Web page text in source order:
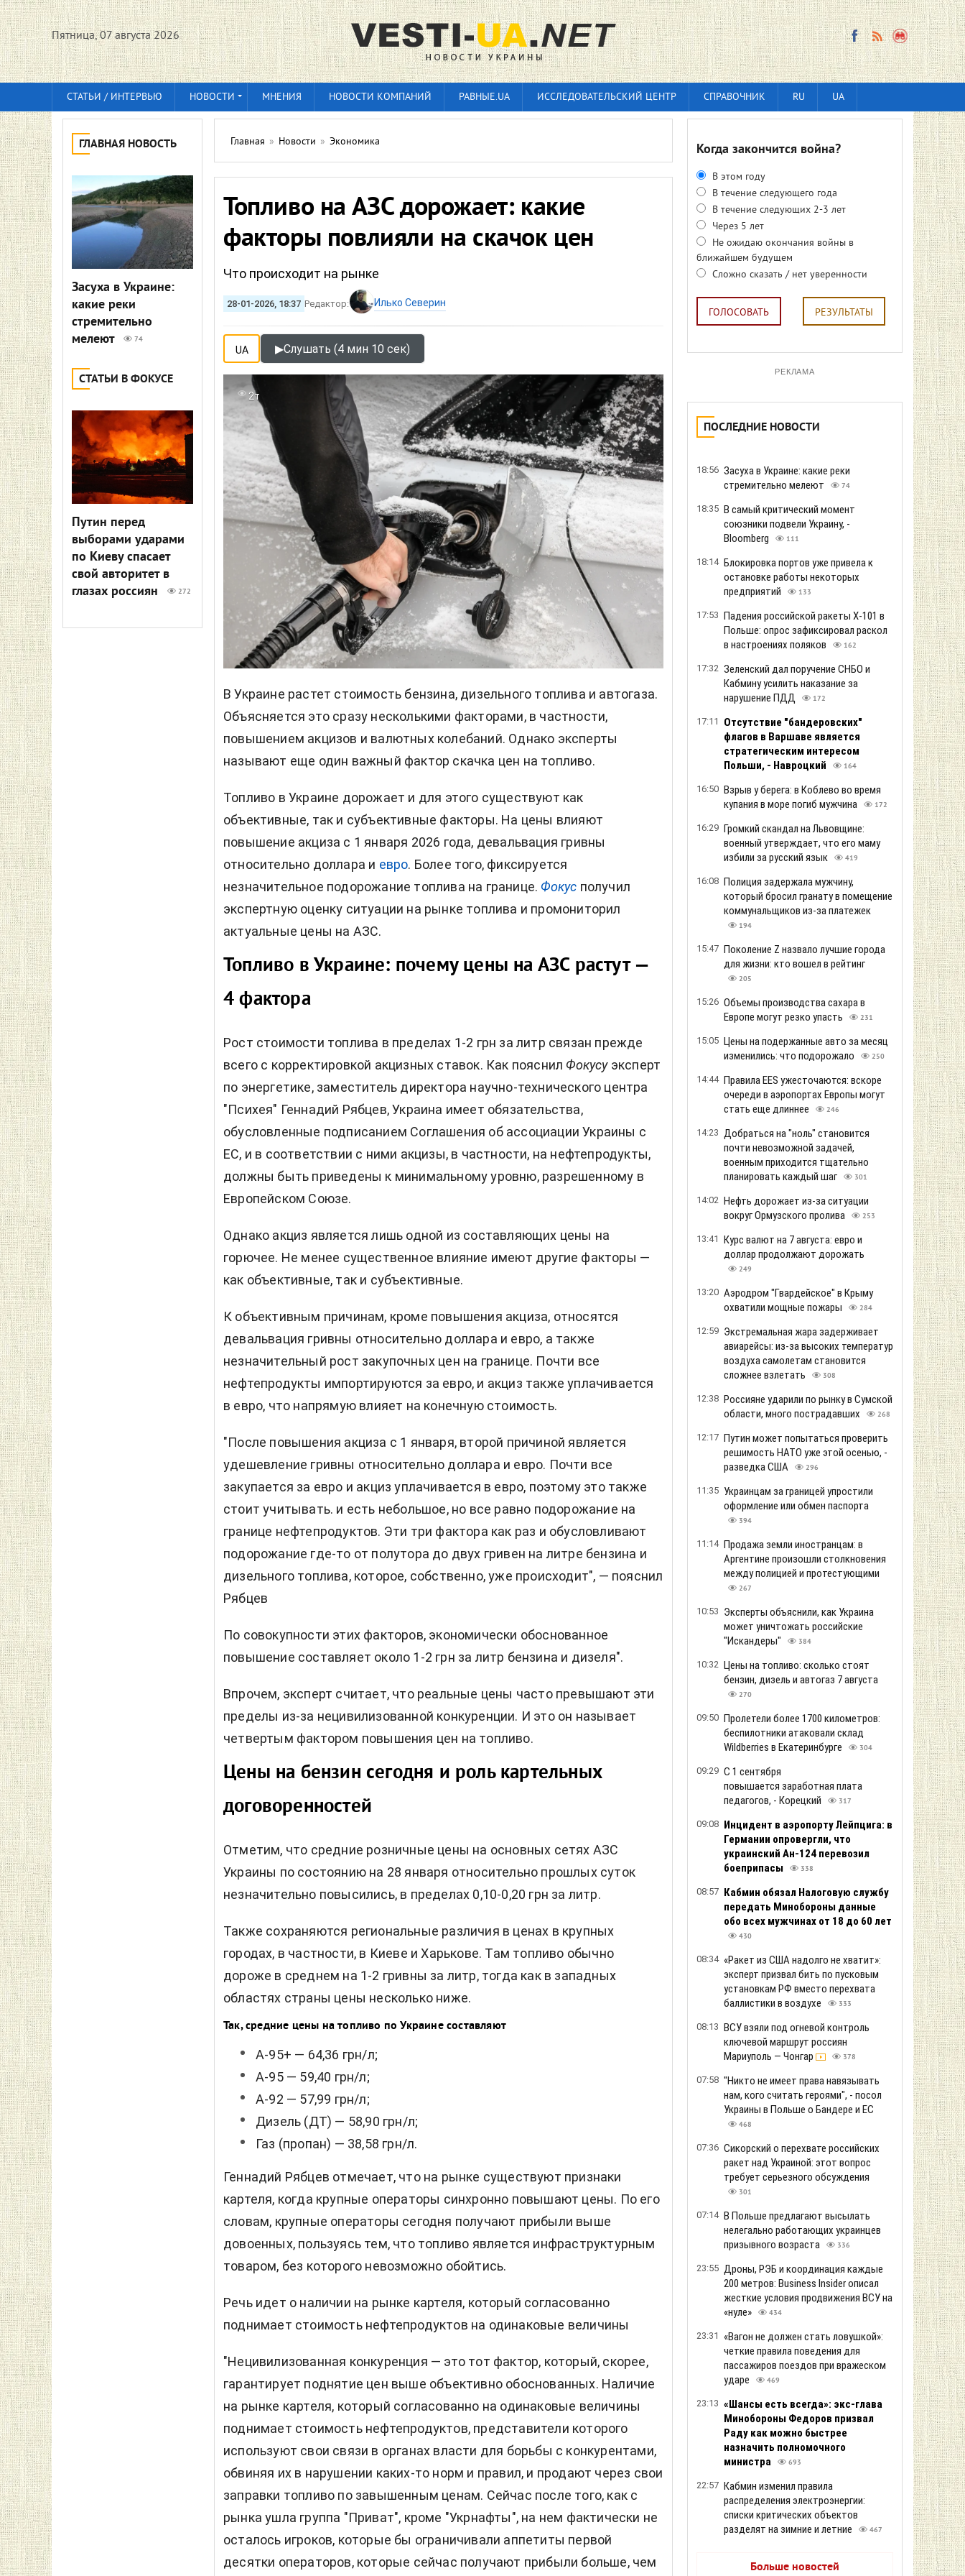
Пятница, 07 августа 2026
СТАТЬИ / ИНТЕРВЬЮ НОВОСТИ МНЕНИЯ НОВОСТИ КОМПАНИЙ РАВНЫЕ.UA ИССЛЕДОВАТЕЛЬСКИЙ ЦЕНТР СПРАВОЧНИК RU UA
ГЛАВНАЯ НОВОСТЬ
Засуха в Украине:
какие реки
стремительно
мелеют
74
СТАТЬИ В ФОКУСЕ
Путин перед
выборами ударами
по Киеву спасает
свой авторитет в
глазах россиян
272
Главная » Новости » Экономика
Топливо на АЗС дорожает: какие
факторы повлияли на скачок цен
Что происходит на рынке
28-01-2026, 18:37 Редактор: Илько Северин
UA ▶Слушать (4 мин 10 сек)
2т
В Украине растет стоимость бензина, дизельного топлива и автогаза.
Объясняется это сразу несколькими факторами, в частности,
повышением акцизов и валютных колебаний. Однако эксперты
называют еще один важный фактор скачка цен на топливо.
Топливо в Украине дорожает и для этого существуют как
объективные, так и субъективные факторы. На цены влияют
повышение акциза с 1 января 2026 года, девальвация гривны
относительно доллара и евро. Более того, фиксируется
незначительное подорожание топлива на границе. Фокус получил
экспертную оценку ситуации на рынке топлива и промониторил
актуальные цены на АЗС.
Топливо в Украине: почему цены на АЗС растут —
4 фактора
Рост стоимости топлива в пределах 1-2 грн за литр связан прежде
всего с корректировкой акцизных ставок. Как пояснил Фокусу эксперт
по энергетике, заместитель директора научно-технического центра
"Психея" Геннадий Рябцев, Украина имеет обязательства,
обусловленные подписанием Соглашения об ассоциации Украины с
ЕС, и в соответствии с ними акцизы, в частности, на нефтепродукты,
должны быть приведены к минимальному уровню, разрешенному в
Европейском Союзе.
Однако акциз является лишь одной из составляющих цены на
горючее. Не менее существенное влияние имеют другие факторы —
как объективные, так и субъективные.
К объективным причинам, кроме повышения акциза, относятся
девальвация гривны относительно доллара и евро, а также
незначительный рост закупочных цен на границе. Почти все
нефтепродукты импортируются за евро, и акциз также уплачивается
в евро, что напрямую влияет на конечную стоимость.
"После повышения акциза с 1 января, второй причиной является
удешевление гривны относительно доллара и евро. Почти все
закупается за евро и акциз уплачивается в евро, поэтому это также
стоит учитывать. и есть небольшое, но все равно подорожание на
границе нефтепродуктов. Эти три фактора как раз и обусловливают
подорожание где-то от полутора до двух гривен на литре бензина и
дизельного топлива, которое, собственно, уже происходит", — пояснил
Рябцев
По совокупности этих факторов, экономически обоснованное
повышение составляет около 1-2 грн за литр бензина и дизеля".
Впрочем, эксперт считает, что реальные цены часто превышают эти
пределы из-за нецивилизованной конкуренции. И это он называет
четвертым фактором повышения цен на топливо.
Цены на бензин сегодня и роль картельных
договоренностей
Отметим, что средние розничные цены на основных сетях АЗС
Украины по состоянию на 28 января относительно прошлых суток
незначительно повысились, в пределах 0,10-0,20 грн за литр.
Также сохраняются региональные различия в ценах в крупных
городах, в частности, в Киеве и Харькове. Там топливо обычно
дороже в среднем на 1-2 гривны за литр, тогда как в западных
областях страны цены несколько ниже.
Так, средние цены на топливо по Украине составляют
А-95+ — 64,36 грн/л;
А-95 — 59,40 грн/л;
А-92 — 57,99 грн/л;
Дизель (ДТ) — 58,90 грн/л;
Газ (пропан) — 38,58 грн/л.
Геннадий Рябцев отмечает, что на рынке существуют признаки
картеля, когда крупные операторы синхронно повышают цены. По его
словам, крупные операторы сегодня получают прибыли выше
довоенных, пользуясь тем, что топливо является инфраструктурным
товаром, без которого невозможно обойтись.
Речь идет о наличии на рынке картеля, который согласованно
поднимает стоимость нефтепродуктов на одинаковые величины
"Нецивилизованная конкуренция — это тот фактор, который, скорее,
гарантирует поднятие цен выше объективно обоснованных. Наличие
на рынке картеля, который согласованно на одинаковые величины
поднимает стоимость нефтепродуктов, представители которого
используют свои связи в органах власти для борьбы с конкурентами,
обвиняя их в нарушении каких-то норм и правил, и продают через свои
заправки топливо по завышенным ценам. Сейчас после того, как с
рынка ушла группа "Приват", кроме "Укрнафты", на нем фактически не
осталось игроков, которые бы ограничивали аппетиты первой
десятки операторов, которые сейчас получают прибыли больше, чем
Когда закончится война?
В этом году
В течение следующего года
В течение следующих 2-3 лет
Через 5 лет
Не ожидаю окончания войны в
ближайшем будущем
Сложно сказать / нет уверенности
ГОЛОСОВАТЬ РЕЗУЛЬТАТЫ
РЕКЛАМА
ПОСЛЕДНИЕ НОВОСТИ
18:56 Засуха в Украине: какие реки
стремительно мелеют
74
18:35 В самый критический момент
союзники подвели Украину, -
Bloomberg
111
18:14 Блокировка портов уже привела к
остановке работы некоторых
предприятий
133
17:53 Падения российской ракеты Х-101 в
Польше: опрос зафиксировал раскол
в настроениях поляков
162
17:32 Зеленский дал поручение СНБО и
Кабмину усилить наказание за
нарушение ПДД
172
17:11
Отсутствие "бандеровских"
флагов в Варшаве является
стратегическим интересом
Польши, - Навроцкий
164
16:50 Взрыв у берега: в Коблево во время
купания в море погиб мужчина
172
16:29 Громкий скандал на Львовщине:
военный утверждает, что его маму
избили за русский язык
419
16:08 Полиция задержала мужчину,
который бросил гранату в помещение
коммунальщиков из-за платежек
194
15:47 Поколение Z назвало лучшие города
для жизни: кто вошел в рейтинг
205
15:26 Объемы производства сахара в
Европе могут резко упасть
231
15:05 Цены на подержанные авто за месяц
изменились: что подорожало
250
14:44 Правила EES ужесточаются: вскоре
очереди в аэропортах Европы могут
стать еще длиннее
246
14:23 Добраться на "ноль" становится
почти невозможной задачей,
военным приходится тщательно
планировать каждый шаг
301
14:02 Нефть дорожает из-за ситуации
вокруг Ормузского пролива
253
13:41 Курс валют на 7 августа: евро и
доллар продолжают дорожать
249
13:20 Аэродром "Гвардейское" в Крыму
охватили мощные пожары
284
12:59 Экстремальная жара задерживает
авиарейсы: из-за высоких температур
воздуха самолетам становится
сложнее взлетать
308
12:38 Россияне ударили по рынку в Сумской
области, много пострадавших
268
12:17 Путин может попытаться проверить
решимость НАТО уже этой осенью, -
разведка США
296
11:35 Украинцам за границей упростили
оформление или обмен паспорта
394
11:14 Продажа земли иностранцам: в
Аргентине произошли столкновения
между полицией и протестующими
267
10:53 Эксперты объяснили, как Украина
может уничтожать российские
"Искандеры"
384
10:32 Цены на топливо: сколько стоят
бензин, дизель и автогаз 7 августа
270
09:50 Пролетели более 1700 километров:
беспилотники атаковали склад
Wildberries в Екатеринбурге
304
09:29 С 1 сентября
повышается заработная плата
педагогов, - Корецкий
317
09:08 Инцидент в аэропорту Лейпцига: в
Германии опровергли, что
украинский Ан-124 перевозил
боеприпасы
338
08:57 Кабмин обязал Налоговую службу
передать Минобороны данные
обо всех мужчинах от 18 до 60 лет
430
08:34 «Ракет из США надолго не хватит»:
эксперт призвал бить по пусковым
установкам РФ вместо перехвата
баллистики в воздухе
333
08:13 ВСУ взяли под огневой контроль
ключевой маршрут россиян
Мариуполь — Чонгар
378
07:58 "Никто не имеет права навязывать
нам, кого считать героями", - посол
Украины в Польше о Бандере и ЕС
468
07:36 Сикорский о перехвате российских
ракет над Украиной: этот вопрос
требует серьезного обсуждения
301
07:14 В Польше предлагают высылать
нелегально работающих украинцев
призывного возраста
336
23:55 Дроны, РЭБ и координация каждые
200 метров: Business Insider описал
жесткие условия продвижения ВСУ на
«нуле»
434
23:31
«Вагон не должен стать ловушкой»:
четкие правила поведения для
пассажиров поездов при вражеском
ударе
469
23:13 «Шансы есть всегда»: экс-глава
Минобороны Федоров призвал
Раду как можно быстрее
назначить полномочного
министра
693
22:57 Кабмин изменил правила
распределения электроэнергии:
списки критических объектов
разделят на зимние и летние
467
Больше новостей